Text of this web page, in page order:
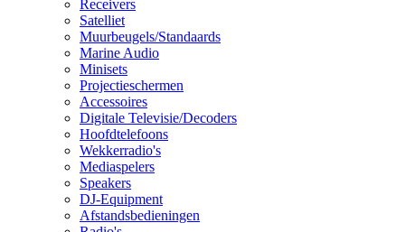
Receivers
Satelliet
Muurbeugels/Standaards
Marine Audio
Minisets
Projectieschermen
Accessoires
Digitale Televisie/Decoders
Hoofdtelefoons
Wekkerradio's
Mediaspelers
Speakers
DJ-Equipment
Afstandsbedieningen